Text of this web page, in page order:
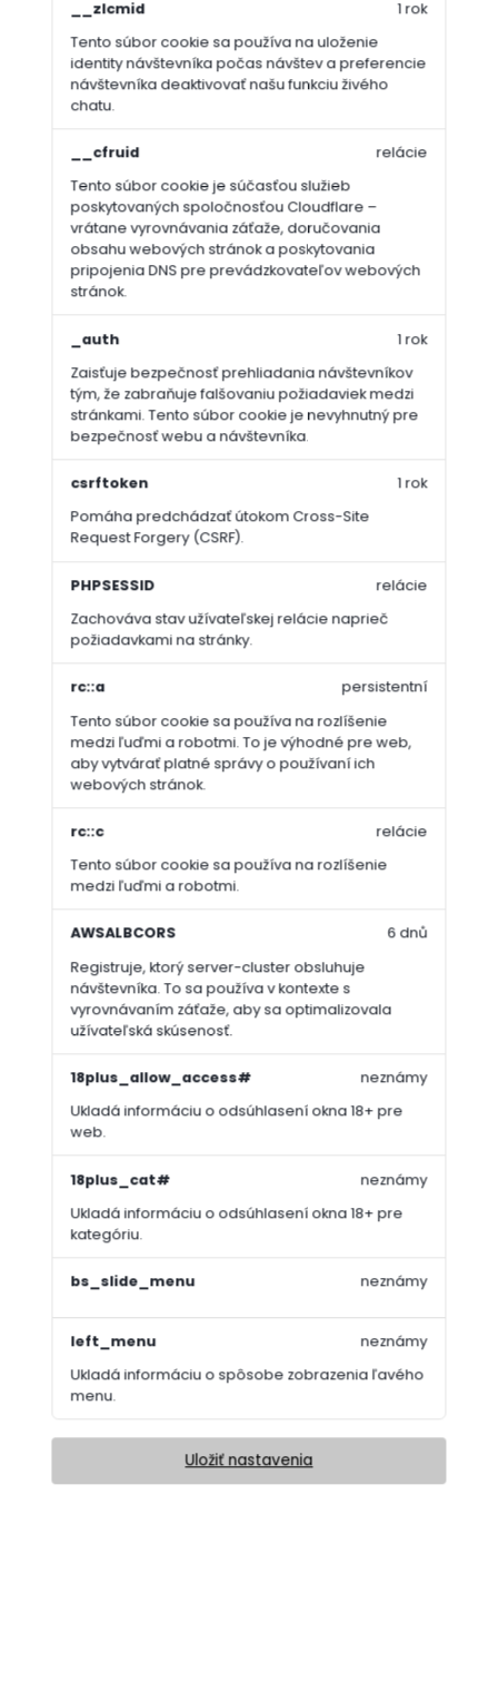
__zlcmid
Tento súbor cookie sa používa na uloženie
identity návštevníka počas návštev a preferencie
návštevníka deaktivovať našu funkciu živého
chatu.
1 rok
__cfruid
Tento súbor cookie je súčasťou služieb
poskytovaných spoločnosťou Cloudflare –
vrátane vyrovnávania záťaže, doručovania
obsahu webových stránok a poskytovania
pripojenia DNS pre prevádzkovateľov webových
stránok.
relácie
_auth
Zaisťuje bezpečnosť prehliadania návštevníkov
tým, že zabraňuje falšovaniu požiadaviek medzi
stránkami. Tento súbor cookie je nevyhnutný pre
bezpečnosť webu a návštevníka.
1 rok
csrftoken
Pomáha predchádzať útokom Cross-Site
Request Forgery (CSRF).
1 rok
PHPSESSID
Zachováva stav užívateľskej relácie naprieč
požiadavkami na stránky.
relácie
rc::a
Tento súbor cookie sa používa na rozlíšenie
medzi ľuďmi a robotmi. To je výhodné pre web,
aby vytvárať platné správy o používaní ich
webových stránok.
persistentní
rc::c
Tento súbor cookie sa používa na rozlíšenie
medzi ľuďmi a robotmi.
relácie
AWSALBCORS
Registruje, ktorý server-cluster obsluhuje
návštevníka. To sa používa v kontexte s
vyrovnávaním záťaže, aby sa optimalizovala
užívateľská skúsenosť.
6 dnů
18plus_allow_access#
Ukladá informáciu o odsúhlasení okna 18+ pre
web.
neznámy
18plus_cat#
Ukladá informáciu o odsúhlasení okna 18+ pre
kategóriu.
neznámy
bs_slide_menu neznámy
left_menu
Ukladá informáciu o spôsobe zobrazenia ľavého
menu.
neznámy
Uložiť nastavenia